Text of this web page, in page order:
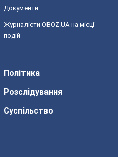
Документи
Журналісти OBOZ.UA на місці
подій
Політика
Розслідування
Суспільство